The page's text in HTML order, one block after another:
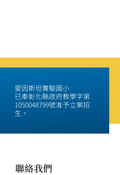
愛因斯坦實驗國小
已奉彰化縣政府教學字第
1050048799號准予立案招
生。
聯絡我們